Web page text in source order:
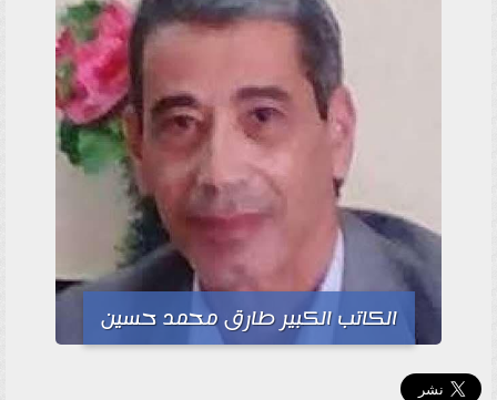
الكاتب الكبير طارق محمد حسين